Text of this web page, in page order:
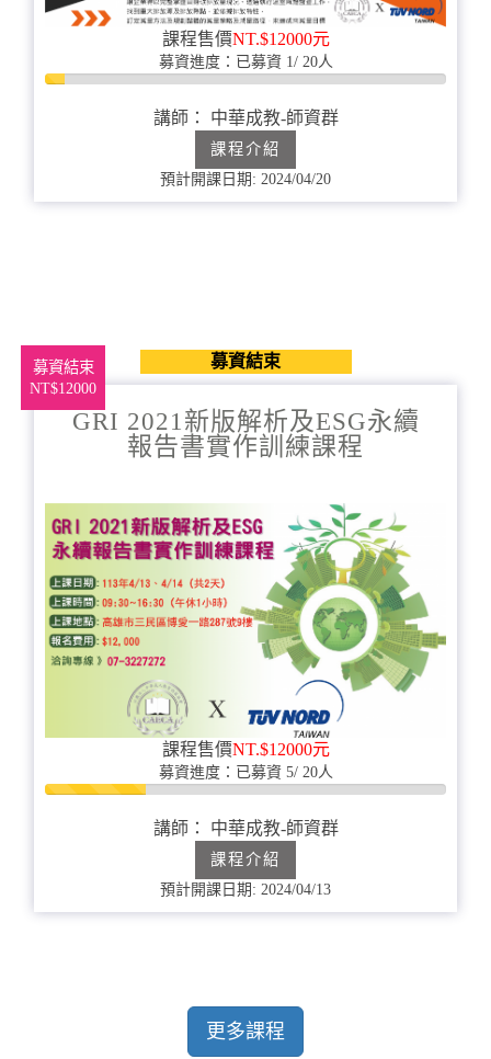
課程售價NT.$12000元
募資進度：已募資 1/ 20人
5%
講師： 中華成教-師資群
課程介紹
預計開課日期: 2024/04/20
募資結束
NT$12000
募資結束
GRI 2021新版解析及ESG永續
報告書實作訓練課程
課程售價NT.$12000元
募資進度：已募資 5/ 20人
25%
講師： 中華成教-師資群
課程介紹
預計開課日期: 2024/04/13
更多課程